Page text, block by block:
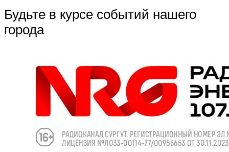
Будьте в курсе событий нашего
города